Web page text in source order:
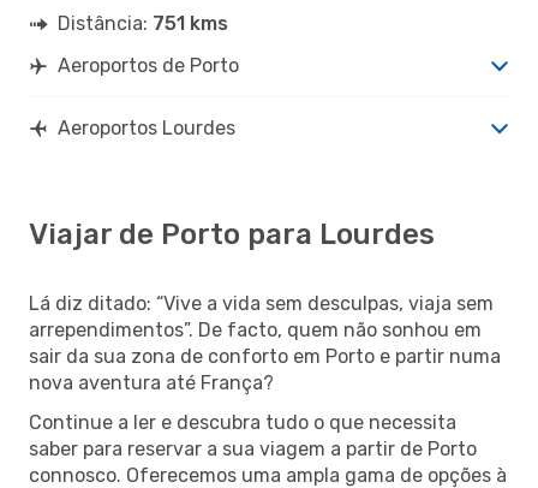
Distância: 751 kms
Aeroportos de Porto
Aeroportos Lourdes
Viajar de Porto para Lourdes
Lá diz ditado: “Vive a vida sem desculpas, viaja sem
arrependimentos”. De facto, quem não sonhou em
sair da sua zona de conforto em Porto e partir numa
nova aventura até França?
Continue a ler e descubra tudo o que necessita
saber para reservar a sua viagem a partir de Porto
connosco. Oferecemos uma ampla gama de opções à